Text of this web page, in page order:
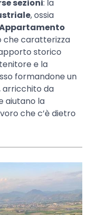
sezioni: la
, ossia
che caratterizza
storico
e la
formandone un
arricchito da
aiutano la
che c’è dietro